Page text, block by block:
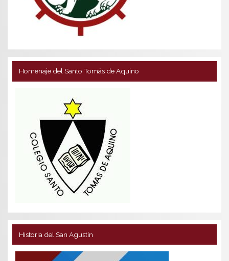
Homenaje del Santo Tomás de Aquino
Historia del San Agustín